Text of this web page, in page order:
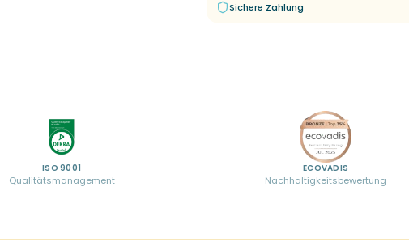
Sichere Zahlung
ISO 9001
Qualitätsmanagement
ECOVADIS
Nachhaltigkeitsbewertung